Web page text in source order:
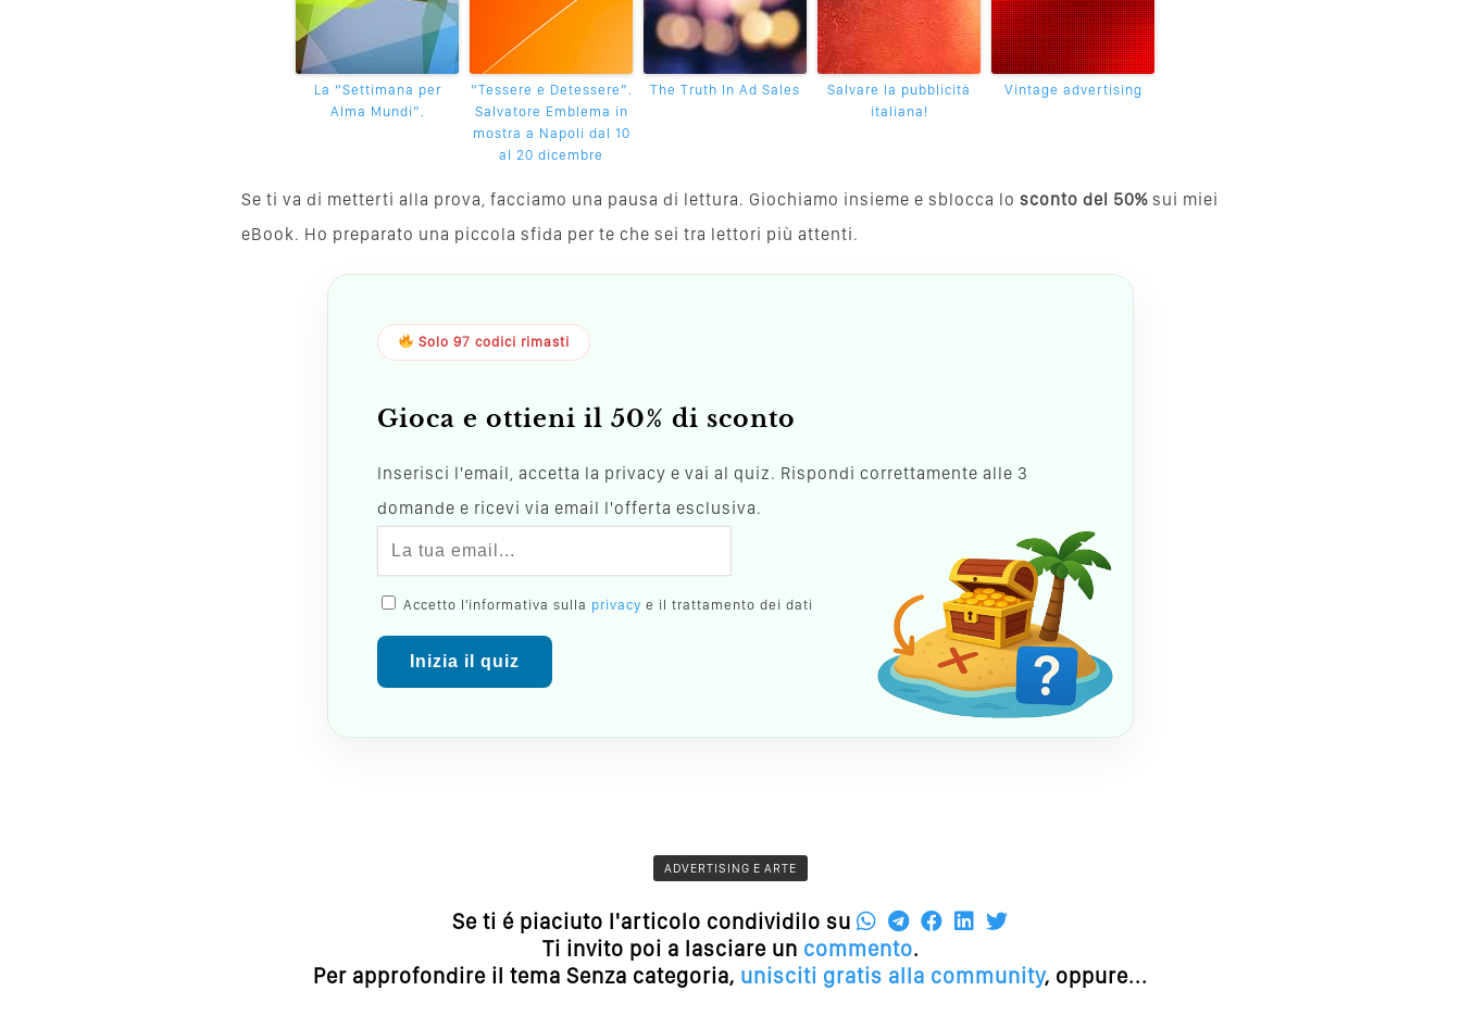
La “Settimana per
Alma Mundi”.
“Tessere e Detessere”.
Salvatore Emblema in
mostra a Napoli dal 10
al 20 dicembre
The Truth In Ad Sales
Salvare la pubblicità
italiana!
Vintage advertising
Se ti va di metterti alla prova, facciamo una pausa di lettura. Giochiamo insieme e sblocca lo sconto del 50% sui miei
eBook. Ho preparato una piccola sfida per te che sei tra lettori più attenti.
Solo 97 codici rimasti
Gioca e ottieni il 50% di sconto
Inserisci l'email, accetta la privacy e vai al quiz. Rispondi correttamente alle 3
domande e ricevi via email l'offerta esclusiva.
Accetto l'informativa sulla privacy e il trattamento dei dati
Inizia il quiz
ADVERTISING E ARTE
Se ti é piaciuto l'articolo condividilo su
Ti invito poi a lasciare un commento.
Per approfondire il tema Senza categoria, unisciti gratis alla community, oppure...